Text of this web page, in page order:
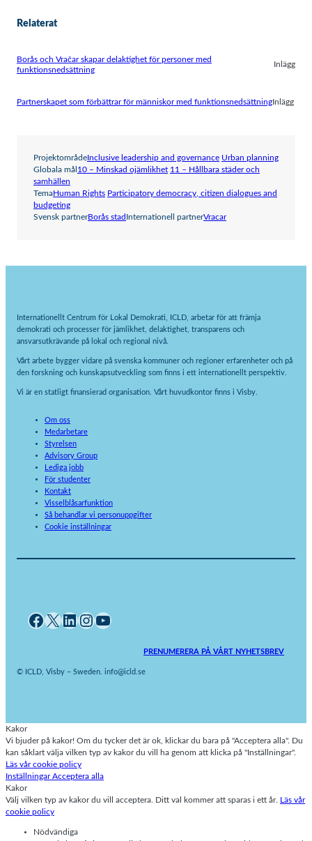
Relaterat
Borås och Vračar skapar delaktighet för personer med
funktionsnedsättning
Inlägg
Partnerskapet som förbättrar för människor med funktionsnedsättning Inlägg
Projektområde Inclusive leadership and governance Urban planning
Globala mål 10 – Minskad ojämlikhet 11 – Hållbara städer och
samhällen
TemaHuman Rights Participatory democracy, citizen dialogues and
budgeting
Svensk partnerBorås stad Internationell partnerVracar
Internationellt Centrum för Lokal Demokrati, ICLD, arbetar för att främja
demokrati och processer för jämlikhet, delaktighet, transparens och
ansvarsutkrävande på lokal och regional nivå.
Vårt arbete bygger vidare på svenska kommuner och regioner erfarenheter och på
den forskning och kunskapsutveckling som finns i ett internationellt perspektiv.
Vi är en statligt finansierad organisation. Vårt huvudkontor finns i Visby.
Om oss
Medarbetare
Styrelsen
Advisory Group
Lediga jobb
För studenter
Kontakt
Visselblåsarfunktion
Så behandlar vi personuppgifter
Cookie inställningar
Facebook X LinkedIn InstagramYouTube
PRENUMERERA PÅ VÅRT NYHETSBREV
© ICLD, Visby – Sweden. info@icld.se
Kakor
Vi bjuder på kakor! Om du tycker det är ok, klickar du bara på "Acceptera alla". Du
kan såklart välja vilken typ av kakor du vill ha genom att klicka på "Inställningar".
Läs vår cookie policy
InställningarAcceptera alla
Kakor
Välj vilken typ av kakor du vill acceptera. Ditt val kommer att sparas i ett år.
Läs vår
cookie policy
Nödvändiga